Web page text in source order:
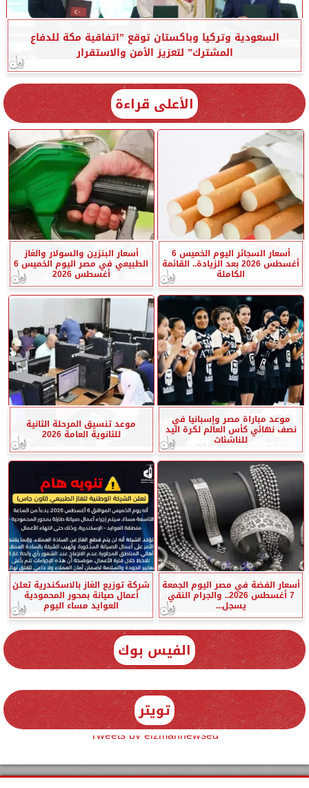
السعودية وتركيا وباكستان توقع ”اتفاقية مكة للدفاع
المشترك” لتعزيز الأمن والاستقرار
الأعلى قراءة
أسعار السجائر اليوم الخميس 6
أغسطس 2026 بعد الزيادة.. القائمة
الكاملة
أسعار البنزين والسولار والغاز
الطبيعي في مصر اليوم الخميس 6
أغسطس 2026
موعد مباراة مصر وإسبانيا في
نصف نهائي كأس العالم لكرة اليد
للناشئات
موعد تنسيق المرحلة الثانية
للثانوية العامة 2026
أسعار الفضة في مصر اليوم الجمعة
7 أغسطس 2026.. والجرام النقي
يسجل...
شركة توزيع الغاز بالاسكندرية تعلن
أعمال صيانة بمحور المحمودية
العوايد مساء اليوم
الفيس بوك
تويتر
Tweets by elzmannewseg